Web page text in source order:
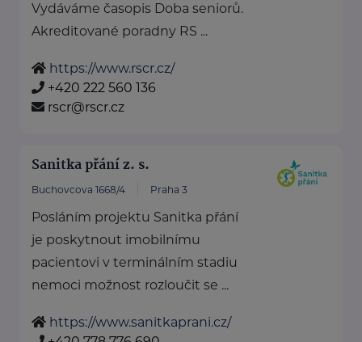
Vydáváme časopis Doba seniorů.
Akreditované poradny RS ...
https://www.rscr.cz/
+420 222 560 136
rscr@rscr.cz
Sanitka přání z. s.
Buchovcova 1668/4 Praha 3
Posláním projektu Sanitka přání
je poskytnout imobilnímu
pacientovi v terminálním stadiu
nemoci možnost rozloučit se ...
https://www.sanitkaprani.cz/